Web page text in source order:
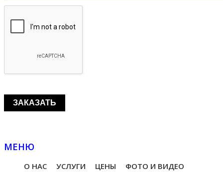
МЕНЮ
О НАС УСЛУГИ ЦЕНЫ
ФОТО И ВИДЕО